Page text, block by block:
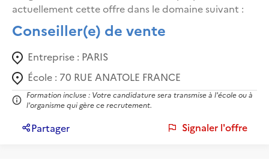
actuellement cette offre dans le domaine suivant :
Conseiller(e) de vente
Entreprise : PARIS
École : 70 RUE ANATOLE FRANCE
Formation incluse : Votre candidature sera transmise à l'école ou à
l'organisme qui gère ce recrutement.
Partager Signaler l'offre